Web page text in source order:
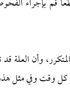
وأن العلة
كل وقت وفي